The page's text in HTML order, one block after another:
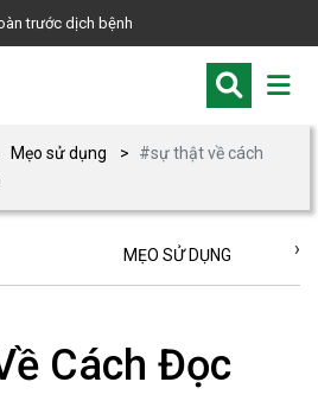
trước dịch bệnh
Mẹo sử dụng
#sự thật về cách
MẸO SỬ DỤNG ›
Cách Đọc